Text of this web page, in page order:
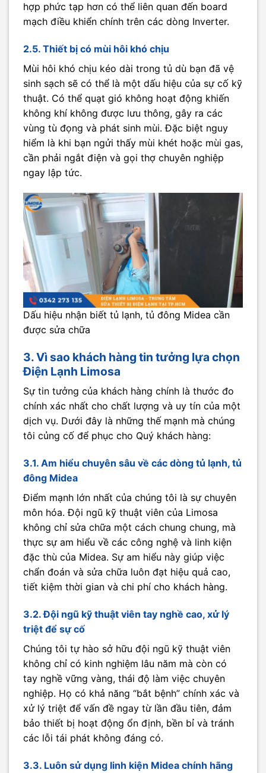
hợp phức tạp hơn có thể liên quan đến board
mạch điều khiển chính trên các dòng Inverter.
2.5. Thiết bị có mùi hôi khó chịu
Mùi hôi khó chịu kéo dài trong tủ dù bạn đã vệ
sinh sạch sẽ có thể là một dấu hiệu của sự cố kỹ
thuật. Có thể quạt gió không hoạt động khiến
không khí không được lưu thông, gây ra các
vùng tù đọng và phát sinh mùi. Đặc biệt nguy
hiểm là khi bạn ngửi thấy mùi khét hoặc mùi gas,
cần phải ngắt điện và gọi thợ chuyên nghiệp
ngay lập tức.
Dấu hiệu nhận biết tủ lạnh, tủ đông Midea cần
được sửa chữa
3. Vì sao khách hàng tin tưởng lựa chọn
Điện Lạnh Limosa
Sự tin tưởng của khách hàng chính là thước đo
chính xác nhất cho chất lượng và uy tín của một
dịch vụ. Dưới đây là những thế mạnh mà chúng
tôi củng cố để phục cho Quý khách hàng:
3.1. Am hiểu chuyên sâu về các dòng tủ lạnh, tủ
đông Midea
Điểm mạnh lớn nhất của chúng tôi là sự chuyên
môn hóa. Đội ngũ kỹ thuật viên của Limosa
không chỉ sửa chữa một cách chung chung, mà
thực sự am hiểu về các công nghệ và linh kiện
đặc thù của Midea. Sự am hiểu này giúp việc
chẩn đoán và sửa chữa luôn đạt hiệu quả cao,
tiết kiệm thời gian và chi phí cho khách hàng.
3.2. Đội ngũ kỹ thuật viên tay nghề cao, xử lý
triệt để sự cố
Chúng tôi tự hào sở hữu đội ngũ kỹ thuật viên
không chỉ có kinh nghiệm lâu năm mà còn có
tay nghề vững vàng, thái độ làm việc chuyên
nghiệp. Họ có khả năng “bắt bệnh” chính xác và
xử lý triệt để vấn đề ngay từ lần đầu tiên, đảm
bảo thiết bị hoạt động ổn định, bền bỉ và tránh
các lỗi tái phát không đáng có.
3.3. Luôn sử dụng linh kiện Midea chính hãng